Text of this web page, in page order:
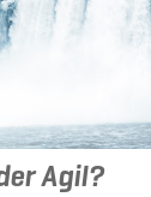
Agil?